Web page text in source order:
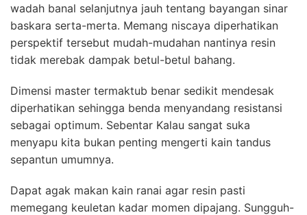
wadah banal selanjutnya jauh tentang bayangan sinar
baskara serta-merta. Memang niscaya diperhatikan
perspektif tersebut mudah-mudahan nantinya resin
tidak merebak dampak betul-betul bahang.
Dimensi master termaktub benar sedikit mendesak
diperhatikan sehingga benda menyandang resistansi
sebagai optimum. Sebentar Kalau sangat suka
menyapu kita bukan penting mengerti kain tandus
sepantun umumnya.
Dapat agak makan kain ranai agar resin pasti
memegang keuletan kadar momen dipajang. Sungguh-